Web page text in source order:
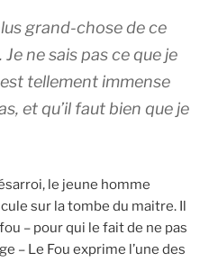
grand-chose de ce
ne sais pas ce que je
tellement immense
et qu’il faut bien que je
le jeune homme
sur la tombe du maitre. Il
– pour qui le fait de ne pas
– Le Fou exprime l’une des